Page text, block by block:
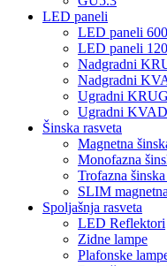
LED paneli
LED paneli
LED paneli
Nadgradni
Nadgradni
Ugradni KRUG
Ugradni
Šinska rasveta
Magnetna
Monofazna
Trofazna šinska
SLIM
Spoljašnja rasveta
LED Reflektori
Zidne lampe
Plafonske